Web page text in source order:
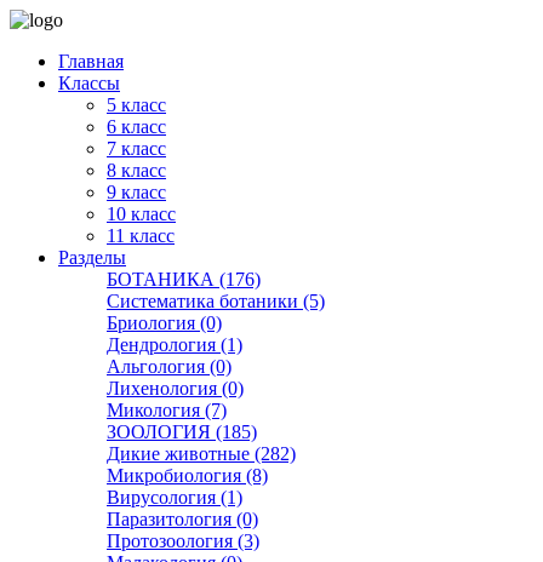
Главная
Классы
5 класс
6 класс
7 класс
8 класс
9 класс
10 класс
11 класс
Разделы
БОТАНИКА (176)
Систематика ботаники (5)
Бриология (0)
Дендрология (1)
Альгология (0)
Лихенология (0)
Микология (7)
ЗООЛОГИЯ (185)
Дикие животные (282)
Микробиология (8)
Вирусология (1)
Паразитология (0)
Протозоология (3)